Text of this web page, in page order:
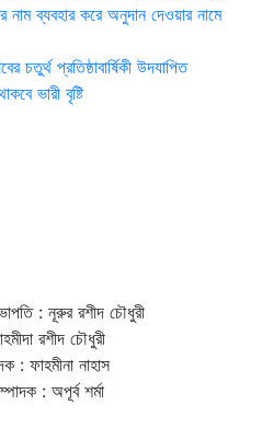
নাম ব্যবহার করে অনুদান দেওয়ার নামে
চতুর্থ প্রতিষ্ঠাবার্ষিকী উদযাপিত
ভারী বৃষ্টি
: নূরুর রশীদ চৌধুরী
রশীদ চৌধুরী
: ফাহমীনা নাহাস
: অপূর্ব শর্মা